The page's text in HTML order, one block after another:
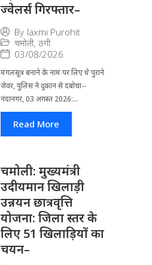
ज्वेलर्स गिरफ्तार–
By laxmi Purohit
चमोली, ठगी
03/08/2026
मंगलसूत्र बनाने के नाम पर लिए थे पुराने
जेवर, पुलिस ने दुकान से दबोचा--
नंदानगर, 03 अगस्त 2026:...
Read More
चमोली: मुख्यमंत्री
उदीयमान खिलाड़ी
उन्नयन छात्रवृत्ति
योजना: जिला स्तर के
लिए 51 खिलाड़ियों का
चयन–